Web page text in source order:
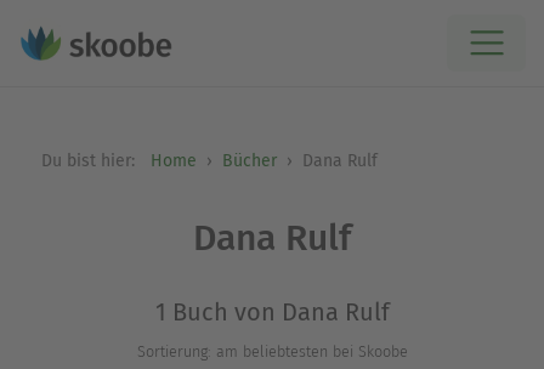
Du bist hier: Home Bücher Dana Rulf
Dana Rulf
1 Buch von Dana Rulf
Sortierung: am beliebtesten bei Skoobe